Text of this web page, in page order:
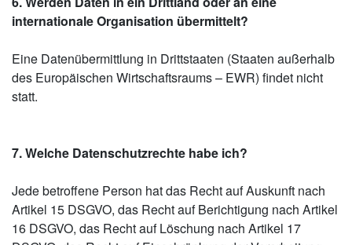
internationale Organisation übermittelt?
Eine Datenübermittlung in Drittstaaten (Staaten außerhalb
des Europäischen Wirtschaftsraums – EWR) findet nicht
statt.
7. Welche Datenschutzrechte habe ich?
Jede betroffene Person hat das Recht auf Auskunft nach
Artikel 15 DSGVO, das Recht auf Berichtigung nach Artikel
16 DSGVO, das Recht auf Löschung nach Artikel 17